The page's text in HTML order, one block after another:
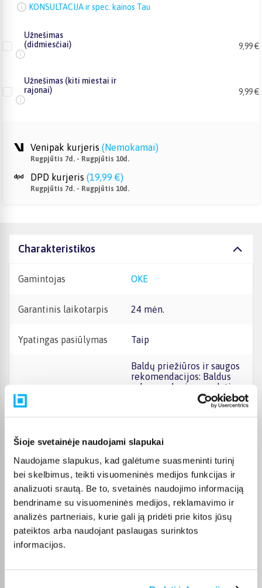
Šioje svetainėje naudojami slapukai
Naudojame slapukus, kad galėtume suasmeninti turinį
bei skelbimus, teikti visuomeninės medijos funkcijas ir
analizuoti srautą. Be to, svetainės naudojimo informaciją
bendriname su visuomeninės medijos, reklamavimo ir
analizės partneriais, kurie gali ją pridėti prie kitos jūsų
pateiktos arba naudojant paslaugas surinktos
informacijos.
KONSULTACIJA ir spec. kainos Tau
Užnešimas
(didmiesčiai)
9,99 €
Užnešimas (kiti miestai ir
rajonai)
9,99 €
Venipak kurjeris (Nemokamai)
Rugpjūtis 7d. - Rugpjūtis 10d.
DPD kurjeris (19,99 €)
Rugpjūtis 7d. - Rugpjūtis 10d.
Charakteristikos
Gamintojas OKE
Garantinis laikotarpis 24 mėn.
Ypatingas pasiūlymas Taip
Svarbi informacija
Baldų priežiūros ir saugos
rekomendacijos: Baldus
rekomenduojama valyti
minkšta šluoste arba
skirtomis priežiūros
agresyvių cheminių ir
abrazyvinių valiklių.
Audinių, gobeleno ar odos
paviršius prižiūrėkite tik
švelniomis apmušalams
skirtomis priemonėmis,
neplaukite jų šlapiuoju
būdu ir nebalinkite.
Siekiant užtikrinti ilgalaikį
baldų naudojimą ir